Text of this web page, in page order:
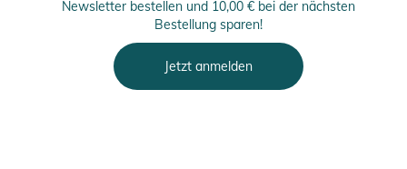
Newsletter bestellen und 10,00 € bei der nächsten
Bestellung sparen!
Jetzt anmelden